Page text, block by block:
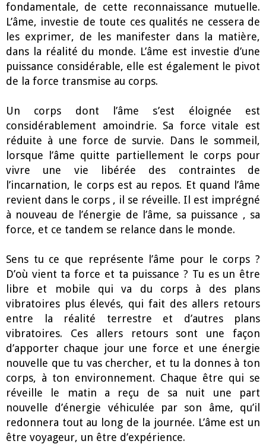
fondamentale, de cette reconnaissance mutuelle.
L’âme, investie de toute ces qualités ne cessera de
les exprimer, de les manifester dans la matière,
dans la réalité du monde. L’âme est investie d’une
puissance considérable, elle est également le pivot
de la force transmise au corps.
Un corps dont l’âme s’est éloignée est
considérablement amoindrie. Sa force vitale est
réduite à une force de survie. Dans le sommeil,
lorsque l’âme quitte partiellement le corps pour
vivre une vie libérée des contraintes de
l’incarnation, le corps est au repos. Et quand l’âme
revient dans le corps , il se réveille. Il est imprégné
à nouveau de l’énergie de l’âme, sa puissance , sa
force, et ce tandem se relance dans le monde.
Sens tu ce que représente l’âme pour le corps ?
D’où vient ta force et ta puissance ? Tu es un être
libre et mobile qui va du corps à des plans
vibratoires plus élevés, qui fait des allers retours
entre la réalité terrestre et d’autres plans
vibratoires. Ces allers retours sont une façon
d’apporter chaque jour une force et une énergie
nouvelle que tu vas chercher, et tu la donnes à ton
corps, à ton environnement. Chaque être qui se
réveille le matin a reçu de sa nuit une part
nouvelle d’énergie véhiculée par son âme, qu’il
redonnera tout au long de la journée. L’âme est un
être voyageur, un être d’expérience.